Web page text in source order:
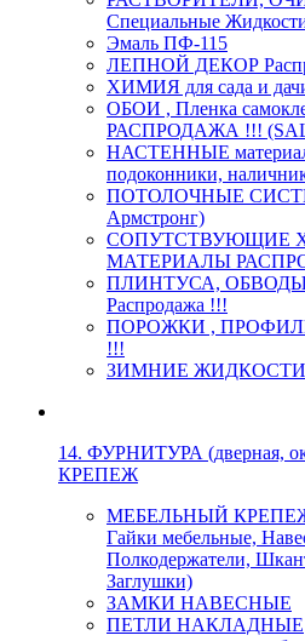
Специальные
Эмаль ПФ-115
ЛЕПНОЙ ДЕКОР
ХИМИЯ для сада и
ОБОИ , Пленка
РАСПРОДАЖА !!!
НАСТЕННЫЕ
подоконники,
ПОТОЛОЧНЫЕ
Армстронг)
СОПУТСТВУЮЩИЕ
МАТЕРИАЛЫ
ПЛИНТУСА, ОБВОДЫ
Распродажа !!!
ПОРОЖКИ , ПРОФИЛИ
!!!
ЗИМНИЕ
14. ФУРНИТУРА (дверная,
КРЕПЕЖ
МЕБЕЛЬНЫЙ КРЕПЕЖ
Гайки мебельные,
Полкодержатели,
Заглушки)
ЗАМКИ НАВЕСНЫЕ
ПЕТЛИ НАКЛАДНЫЕ